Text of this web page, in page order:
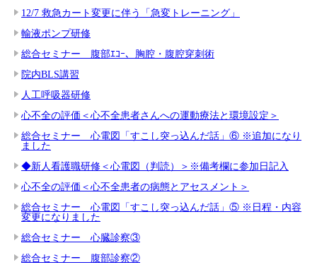
12/7 救急カート変更に伴う「急変トレーニング」
輸液ポンプ研修
総合セミナー 腹部ｴｺｰ、胸腔・腹腔穿刺術
院内BLS講習
人工呼吸器研修
心不全の評価＜心不全患者さんへの運動療法と環境設定＞
総合セミナー 心電図「すこし突っ込んだ話」⑥ ※追加になり
ました
◆新人看護職研修＜心電図（判読）＞※備考欄に参加日記入
心不全の評価＜心不全患者の病態とアセスメント＞
総合セミナー 心電図「すこし突っ込んだ話」⑤ ※日程・内容
変更になりました
総合セミナー 心臓診察③
総合セミナー 腹部診察②